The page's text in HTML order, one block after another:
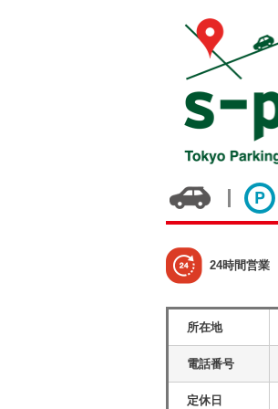
24時間営業
所在地
電話番号
定休日